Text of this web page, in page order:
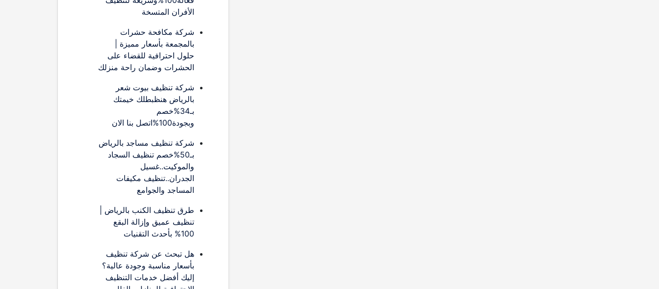
الأفران المتسخة
شركة مكافحة حشرات
بالمجمعة بأسعار مميزة |
حلول احترافية للقضاء على
الحشرات وضمان راحة منزلك
شركة تنظيف بيوت شعر
بالرياض هنظبطلك خيمتك
بـ34%خصم
وبجودة100%اتصل بنا الان
شركة تنظيف مساجد بالرياض
بـ50%خصم تنظيف السجاد
والموكيت..غسيل
الجدران..تنظيف مكيفات
المساجد والجوامع
طرق تنظيف الكنب بالرياض |
تنظيف عميق وإزالة البقع
100% بأحدث التقنيات
هل تبحث عن شركة تنظيف
بأسعار مناسبة وجودة عالية؟
إليك أفضل خدمات التنظيف